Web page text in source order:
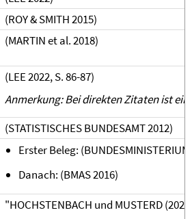
(ROY & SMITH 2015)
(MARTIN et al. 2018)
(LEE 2022, S. 86-87)
Anmerkung: Bei direkten Zitaten ist
(STATISTISCHES BUNDESAMT 2012)
Erster Beleg:
Danach: (BMAS 2016)
"HOCHSTENBACH und MUSTERD